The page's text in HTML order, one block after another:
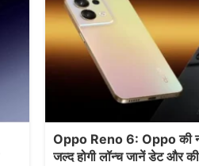
Oppo Reno 6: Oppo की
जल्द होगी लॉन्च जानें डेट और